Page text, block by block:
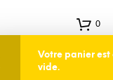
0
Votre panier
vide.